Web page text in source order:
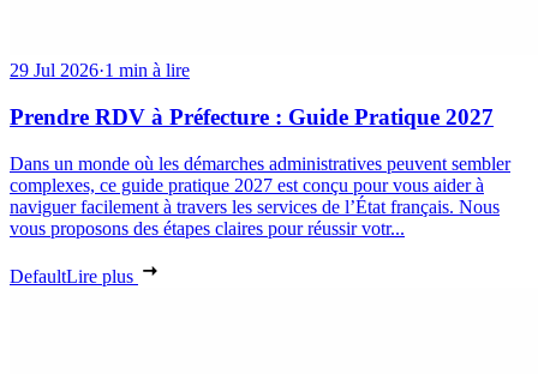
29 Jul 2026·1 min à lire
Prendre RDV à Préfecture : Guide Pratique 2027
Dans un monde où les démarches administratives peuvent sembler
complexes, ce guide pratique 2027 est conçu pour vous aider à
naviguer facilement à travers les services de l’État français. Nous
vous proposons des étapes claires pour réussir votr...
DefaultLire plus